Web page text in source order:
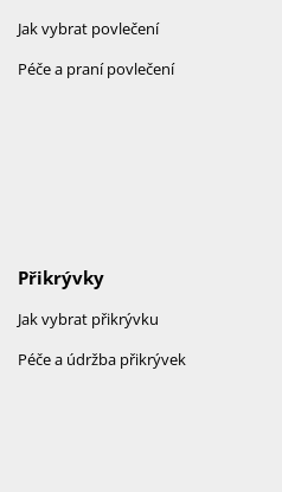
Jak vybrat povlečení
Péče a praní povlečení
Přikrývky
Jak vybrat přikrývku
Péče a údržba přikrývek